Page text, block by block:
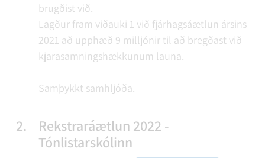
brugðist við.
Lagður fram viðauki 1 við fjárhagsáætlun ársins
2021 að upphæð 9 milljónir til að bregðast við
kjarasamningshækkunum launa.
Samþykkt samhljóða.
2.
Rekstraráætlun 2022 -
Tónlistarskólinn